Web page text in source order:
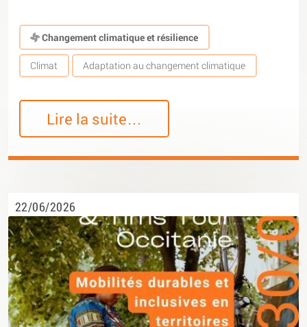
Changement climatique et résilience
Climat Adaptation au changement climatique
Lire la suite…
22/06/2026